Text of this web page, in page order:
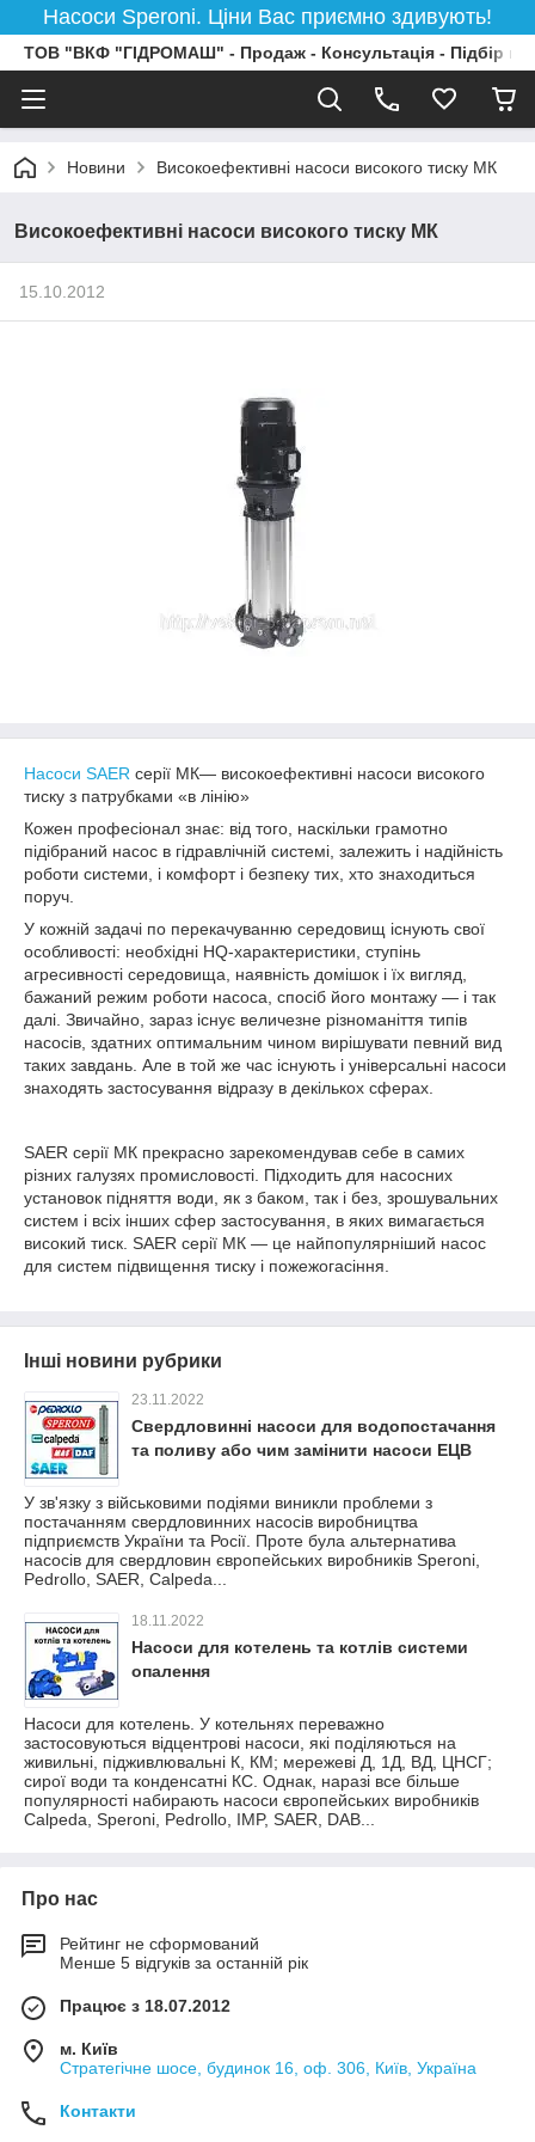
Насоси Speroni. Ціни Вас приємно здивують!
ТОВ "ВКФ "ГІДРОМАШ" - Продаж - Консультація - Підбір
Новини Високоефективні насоси високого тиску МК
Високоефективні насоси високого тиску МК
15.10.2012
Насоси SAER серії МК— високоефективні насоси високого
тиску з патрубками «в лінію»
Кожен професіонал знає: від того, наскільки грамотно
підібраний насос в гідравлічній системі, залежить і надійність
роботи системи, і комфорт і безпеку тих, хто знаходиться
поруч.
У кожній задачі по перекачуванню середовищ існують свої
особливості: необхідні HQ-характеристики, ступінь
агресивності середовища, наявність домішок і їх вигляд,
бажаний режим роботи насоса, спосіб його монтажу — і так
далі. Звичайно, зараз існує величезне різноманіття типів
насосів, здатних оптимальним чином вирішувати певний вид
таких завдань. Але в той же час існують і універсальні насоси
знаходять застосування відразу в декількох сферах.
SAER серії МК прекрасно зарекомендував себе в самих
різних галузях промисловості. Підходить для насосних
установок підняття води, як з баком, так і без, зрошувальних
систем і всіх інших сфер застосування, в яких вимагається
високий тиск. SAER серії МК — це найпопулярніший насос
для систем підвищення тиску і пожежогасіння.
Інші новини рубрики
23.11.2022
Свердловинні насоси для водопостачання
та поливу або чим замінити насоси ЕЦВ
У зв'язку з військовими подіями виникли проблеми з
постачанням свердловинних насосів виробництва
підприємств України та Росії. Проте була альтернатива
насосів для свердловин європейських виробників Speroni,
Pedrollo, SAER, Calpeda...
18.11.2022
Насоси для котелень та котлів системи
опалення
Насоси для котелень. У котельнях переважно
застосовуються відцентрові насоси, які поділяються на
живильні, підживлювальні К, КМ; мережеві Д, 1Д, ВД, ЦНСГ;
сирої води та конденсатні КС. Однак, наразі все більше
популярності набирають насоси європейських виробників
Calpeda, Speroni, Pedrollo, IMP, SAER, DAB...
Про нас
Рейтинг не сформований
Менше 5 відгуків за останній рік
Працює з 18.07.2012
м. Київ
Стратегічне шосе, будинок 16, оф. 306, Київ, Україна
Контакти